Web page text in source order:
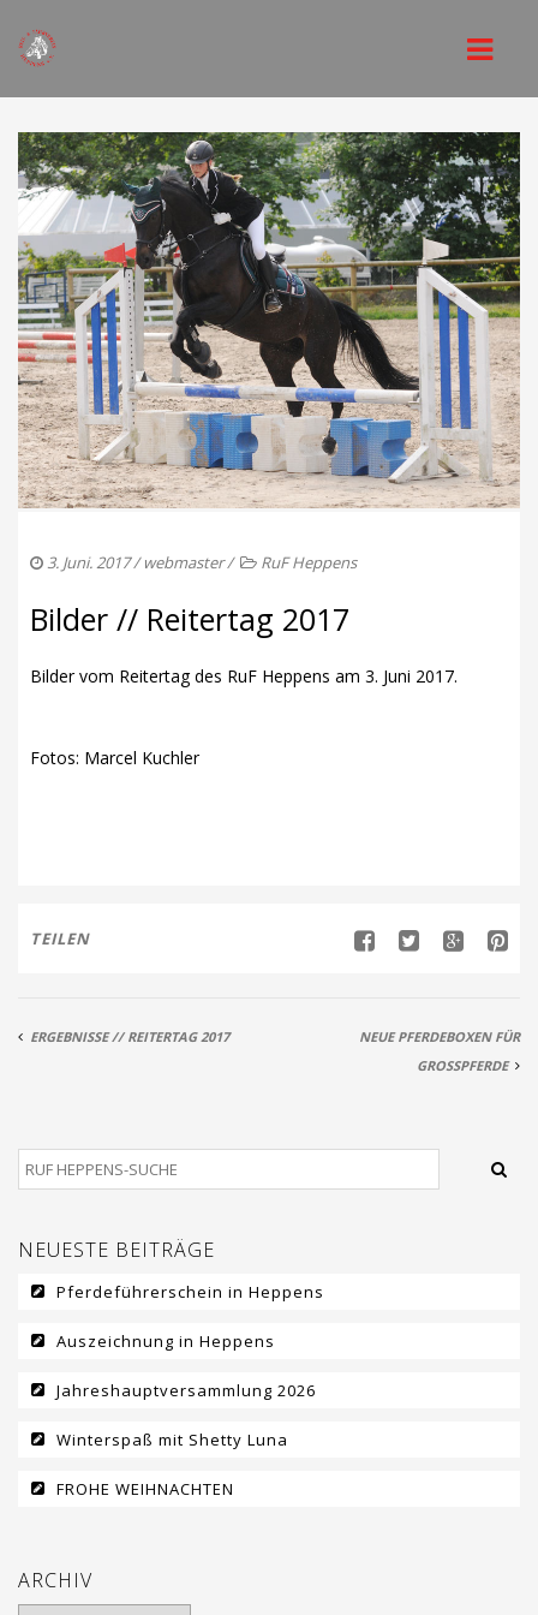
STARTSEITE
VEREIN
VORSTAND
REITANLAGE
REITUNTERRICHT
MITGLIEDSCHAFT
VEREINSORDNUNGEN
JUGEND
NEUIGKEITEN
IMPRESSUM
3. Juni. 2017/webmaster/ RuF Heppens
Bilder // Reitertag 2017
Bilder vom Reitertag des RuF Heppens am 3. Juni 2017.
Fotos: Marcel Kuchler
TEILEN
ERGEBNISSE // REITERTAG 2017
NEUE PFERDEBOXEN FÜR
GROSSPFERDE
NEUESTE BEITRÄGE
Pferdeführerschein in Heppens
Auszeichnung in Heppens
Jahreshauptversammlung 2026
Winterspaß mit Shetty Luna
FROHE WEIHNACHTEN
ARCHIV